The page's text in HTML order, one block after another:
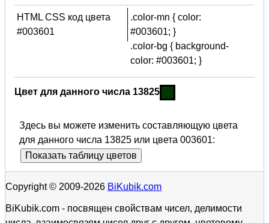
HTML CSS код цвета
#003601
.color-mn { color:
#003601; }
.color-bg { background-
color: #003601; }
Цвет для данного числа 13825
Здесь вы можете изменить составляющую цвета
для данного числа 13825 или цвета 003601:
Показать таблицу цветов
Copyright © 2009-2026 BiKubik.com
BiKubik.com - посвящен свойствам чисел, делимости